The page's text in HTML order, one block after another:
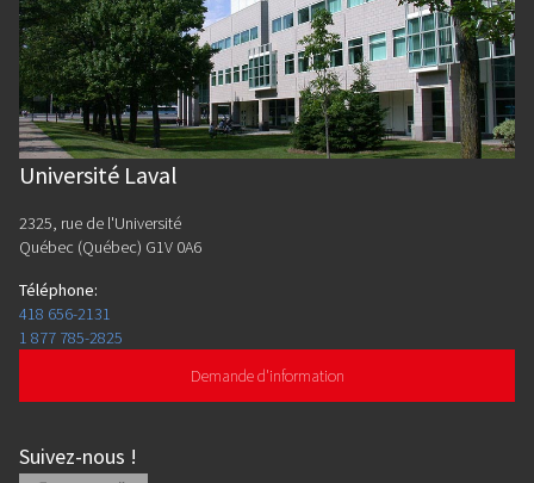
Université Laval
2325, rue de l'Université
Québec (Québec) G1V 0A6
Téléphone:
418 656-2131
1 877 785-2825
Demande d'information
Suivez-nous !